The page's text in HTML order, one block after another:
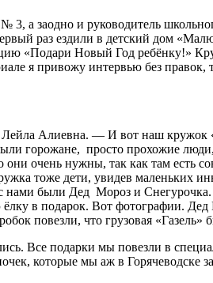
а заодно и руководитель
раз ездили в детский дом
«Подари Новый Год ребёнку!»
я привожу интервью без правок,
Алиевна. — И вот наш кружок
горожане, просто прохожие
очень нужны, так как там есть
тоже дети, увидев маленьких
были Дед Мороз и
в подарок. Вот фотографии.
повезли, что грузовая «Газель»
Все подарки мы повезли в
которые мы аж в Горячеводске